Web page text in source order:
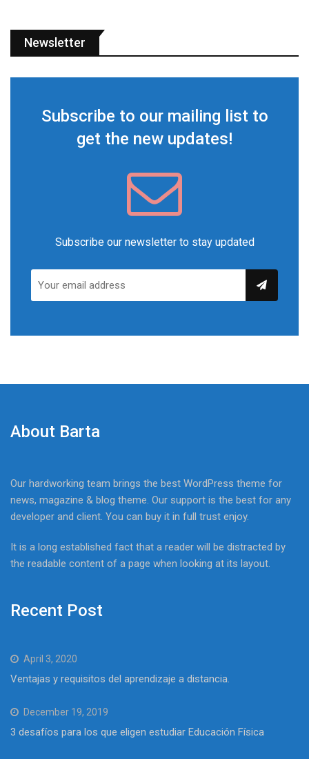
Newsletter
Subscribe to our mailing list to
get the new updates!
Subscribe our newsletter to stay updated
About Barta
Our hardworking team brings the best WordPress theme for
news, magazine & blog theme. Our support is the best for any
developer and client. You can buy it in full trust enjoy.
It is a long established fact that a reader will be distracted by
the readable content of a page when looking at its layout.
Recent Post
April 3, 2020
Ventajas y requisitos del aprendizaje a distancia.
December 19, 2019
3 desafíos para los que eligen estudiar Educación Física